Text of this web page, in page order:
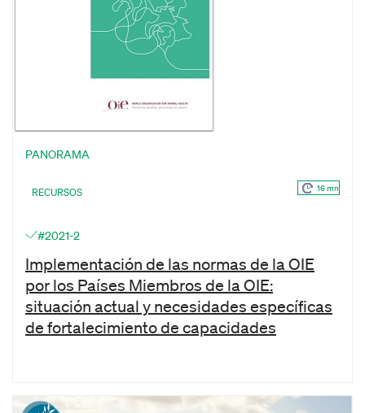
PANORAMA
RECURSOS 16 mn
#2021-2
Implementación de las normas de la OIE
por los Países Miembros de la OIE:
situación actual y necesidades específicas
de fortalecimiento de capacidades